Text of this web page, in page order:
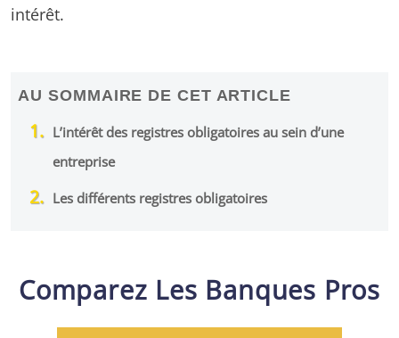
intérêt.
AU SOMMAIRE DE CET ARTICLE
L’intérêt des registres obligatoires au sein d’une
entreprise
Les différents registres obligatoires
Comparez Les Banques Pros